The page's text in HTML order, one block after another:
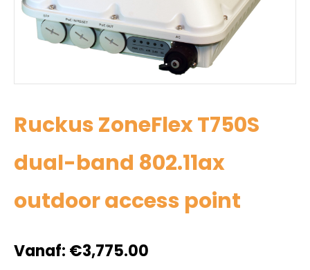
Ruckus ZoneFlex T750S
dual-band 802.11ax
outdoor access point
Vanaf: €3,775.00